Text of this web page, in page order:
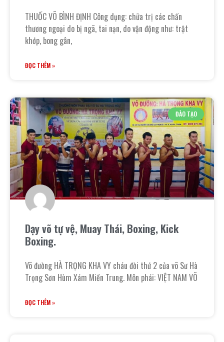
THUỐC VÕ BÌNH ĐỊNH Công dụng: chữa trị các chấn
thương ngoại do bị ngã, tai nạn, do vận động như: trật
khớp, bong gân,
ĐỌC THÊM »
ĐÀO TẠO
Dạy võ tự vệ, Muay Thái, Boxing, Kick
Boxing.
Võ đường HÀ TRỌNG KHA VY cháu đời thứ 2 của võ Sư Hà
Trọng Sơn Hùm Xám Miền Trung. Môn phái: VIỆT NAM VÕ
ĐỌC THÊM »